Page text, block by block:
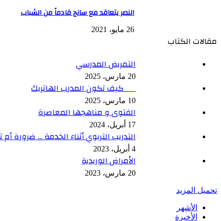
النصر يتعاقد مع سانج قادماً من الشباب
26 مايو، 2021
مقالات الكتاب
التمريض المدرسي
20 مارس، 2025
كيف تكون المدرب الهاتريك
10 مارس، 2025
الفتوى و مناهجها المعاصرة
17 أبريل، 2024
التدريب التربوي أثناء الخدمة … ضرورة
4 أبريل، 2023
الأمراض الوريدية
20 مارس، 2023
تحميل المزيد
الأشهر
الأخيرة